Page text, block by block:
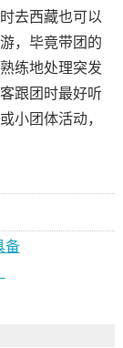
去西藏也可以
，毕竟带团的
练地处理突发
跟团时最好听
小团体活动，
备